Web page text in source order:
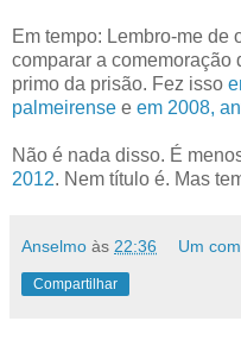
Em tempo: Lembro-me de
comparar a comemoração
primo da prisão. Fez isso
palmeirense e em 2008,
Não é nada disso. É
2012. Nem título é. Mas
Anselmo às 22:36 Um
Compartilhar